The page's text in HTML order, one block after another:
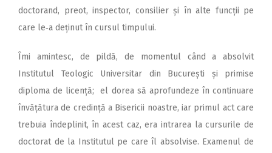
doctorand, preot, inspector, consilier și în alte funcții pe
care le‑a deținut în cursul timpului.
Îmi amintesc, de pildă, de momentul când a absolvit
Institutul Teologic Universitar din București și primise
diploma de licență; el dorea să aprofundeze în continuare
învățătura de credință a Bisericii noastre, iar primul act care
trebuia îndeplinit, în acest caz, era intrarea la cursurile de
doctorat de la Institutul pe care îl absolvise. Examenul de